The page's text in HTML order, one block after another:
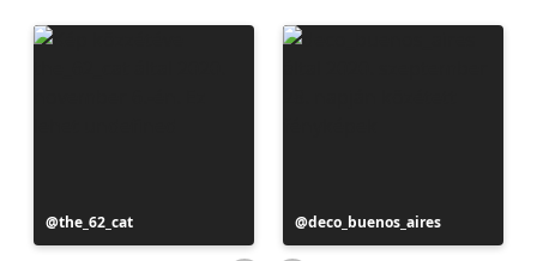
Bejegyzés
közzétevője
the_62_cat
Bejegyzés
közzétevője
deco_buenos_aires